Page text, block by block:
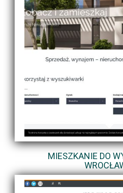
MIESZKANIE DO